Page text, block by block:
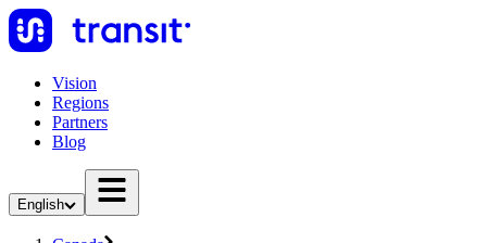
Vision
Regions
Partners
Blog
English